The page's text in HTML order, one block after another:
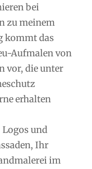
bei
zu meinem
kommt das
Aufmalen von
vor, die unter
erhalten
und
Ihr
im